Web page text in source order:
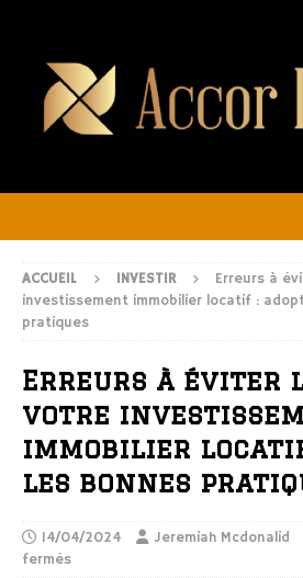
ACCUEIL INVESTIR
Erreurs à
investissement immobilier locatif :
pratiques
Erreurs à éviter
votre
immobilier
les bonnes
14/04/2024 Jeremiah Mcdonalid
fermés